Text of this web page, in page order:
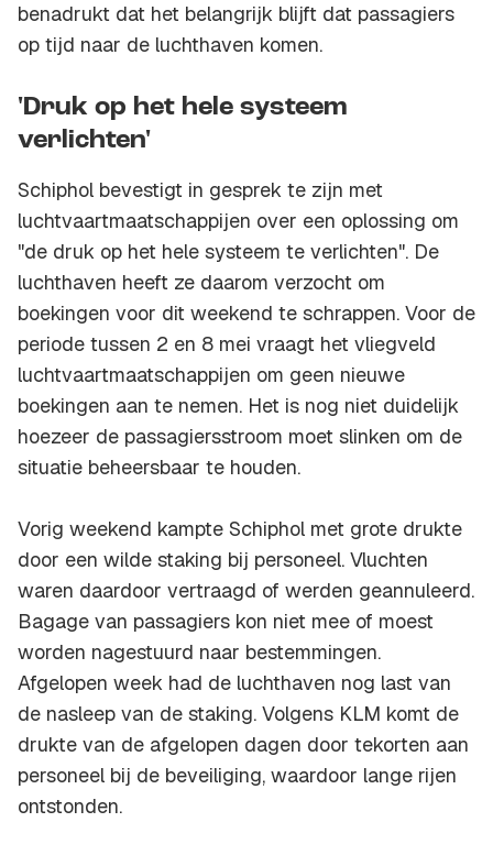
benadrukt dat het belangrijk blijft dat passagiers
op tijd naar de luchthaven komen.
'Druk op het hele systeem
verlichten'
Schiphol bevestigt in gesprek te zijn met
luchtvaartmaatschappijen over een oplossing om
"de druk op het hele systeem te verlichten". De
luchthaven heeft ze daarom verzocht om
boekingen voor dit weekend te schrappen. Voor de
periode tussen 2 en 8 mei vraagt het vliegveld
luchtvaartmaatschappijen om geen nieuwe
boekingen aan te nemen. Het is nog niet duidelijk
hoezeer de passagiersstroom moet slinken om de
situatie beheersbaar te houden.
Vorig weekend kampte Schiphol met grote drukte
door een wilde staking bij personeel. Vluchten
waren daardoor vertraagd of werden geannuleerd.
Bagage van passagiers kon niet mee of moest
worden nagestuurd naar bestemmingen.
Afgelopen week had de luchthaven nog last van
de nasleep van de staking. Volgens KLM komt de
drukte van de afgelopen dagen door tekorten aan
personeel bij de beveiliging, waardoor lange rijen
ontstonden.